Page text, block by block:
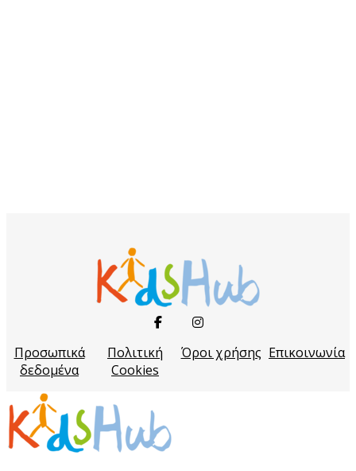
Προσωπικά
δεδομένα
Πολιτική
Cookies
Όροι χρήσης Επικοινωνία